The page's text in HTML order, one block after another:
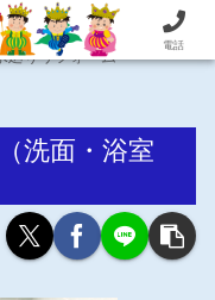
専門 株式会社 笠井産業
廻りリフォーム
洗面・浴室
電話